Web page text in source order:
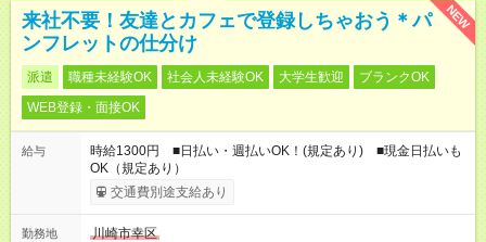
NEW
来社不要！友達とカフェで登録しちゃおう＊パ
ンフレットの仕分け
派遣 職種未経験OK 社会人未経験OK 大学生歓迎
ブランクOK
WEB登録・面接OK
給与
時給1300円 ■日払い・週払いOK！(規定あり) ■現金日払いも
OK（規定あり）
交通費別途支給あり
勤務地
川崎市幸区